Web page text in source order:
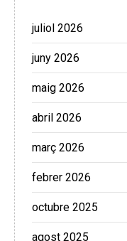
juliol 2026
juny 2026
maig 2026
abril 2026
març 2026
febrer 2026
octubre 2025
agost 2025